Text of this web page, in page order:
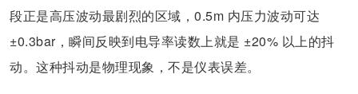
段正是高压波动最剧烈的区域，0.5m 内压力波动可达
±0.3bar，瞬间反映到电导率读数上就是 ±20% 以上的抖
动。这种抖动是物理现象，不是仪表误差。